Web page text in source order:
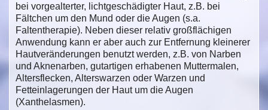
bei vorgealterter, lichtgeschädigter Haut, z.B. bei
Fältchen um den Mund oder die Augen (s.a.
Faltentherapie). Neben dieser relativ großflächigen
Anwendung kann er aber auch zur Entfernung kleinerer
Hautveränderungen benutzt werden, z.B. von Narben
und Aknenarben, gutartigen erhabenen Muttermalen,
Altersflecken, Alterswarzen oder Warzen und
Fetteinlagerungen der Haut um die Augen
(Xanthelasmen).